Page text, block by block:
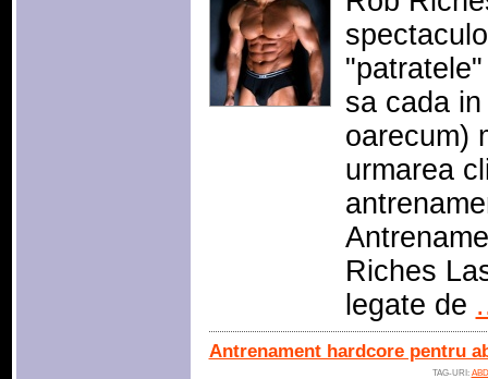
sa cada
oarecum)
urmarea
Riches
legate de
Antrenament hardcore pentru
TAG-URI: